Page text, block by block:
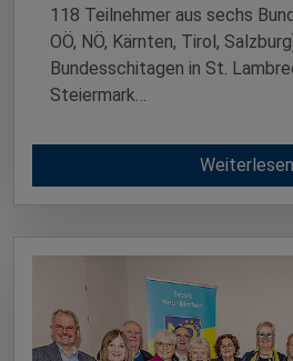
118 Teilnehmer aus sechs
OÖ, NÖ, Kärnten, Tirol,
Bundesschitagen in St.
Steiermark…
Weiterlesen